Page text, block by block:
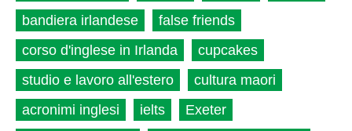
bandiera irlandese
false friends
corso d'inglese in Irlanda
cupcakes
studio e lavoro all'estero
cultura maori
acronimi inglesi
ielts
Exeter